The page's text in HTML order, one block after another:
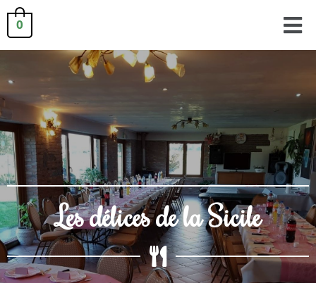
0
Les délices de la Sicile